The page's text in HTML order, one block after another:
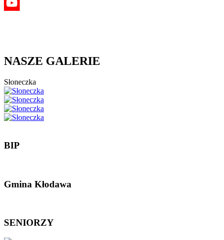
Facebook
NASZE GALERIE
Słoneczka
BIP
Gmina Kłodawa
SENIORZY